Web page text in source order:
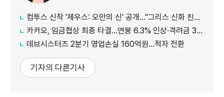
컴투스 신작 '제우스: 오만의 신' 공개…"그리스 신화 친숙함에 신선함 더했다"
카카오, 임금협상 최종 타결…연봉 6.3% 인상·격려금 300만원
데브시스터즈 2분기 영업손실 160억원…적자 전환
기자의 다른기사